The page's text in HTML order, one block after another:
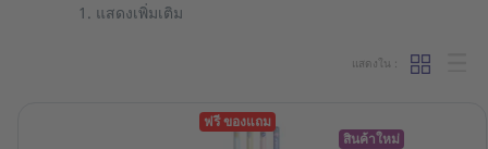
แสดงเพิ่มเติม
แสดงใน :
ฟรี ของแถม
สินค้าใหม่